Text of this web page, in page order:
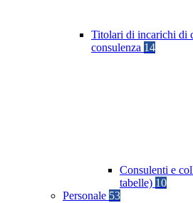
Titolari di incarichi di
consulenza 14
Consulenti e
tabelle) 10
Personale 53